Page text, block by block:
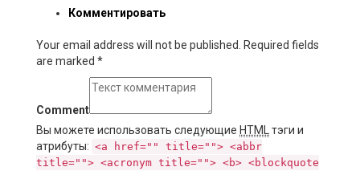
Комментировать
Your email address will not be published. Required fields
are marked *
Comment
Вы можете использовать следующие HTML
тэги и
атрибуты: <a href="" title=""> <abbr
title=""> <acronym title=""> <b> <blockquote